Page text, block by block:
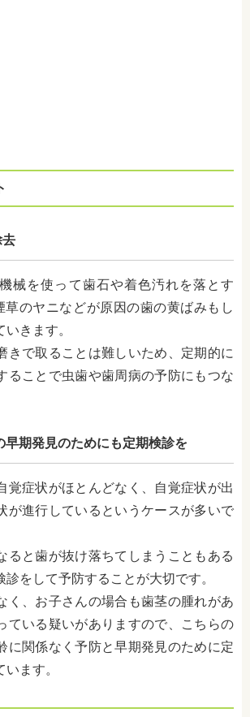
去
械を使って歯石や着色汚れを落とす
草のヤニなどが原因の歯の黄ばみもし
きます。
きで取ることは難しいため、定期的に
ることで虫歯や歯周病の予防にもつな
早期発見のためにも定期検診を
覚症状がほとんどなく、自覚症状が出
が進行しているというケースが多いで
ると歯が抜け落ちてしまうこともある
をして予防することが大切です。
く、お子さんの場合も歯茎の腫れがあ
ている疑いがありますので、こちらの
に関係なく予防と早期発見のために定
ます。